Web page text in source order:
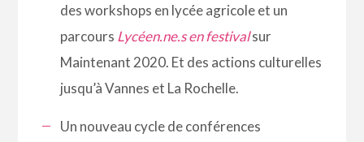
des workshops en lycée agricole et un
parcours Lycéen.ne.s en festivalsur
Maintenant 2020. Et des actions culturelles
jusqu’à Vannes et La Rochelle.
Un nouveau cycle de conférences